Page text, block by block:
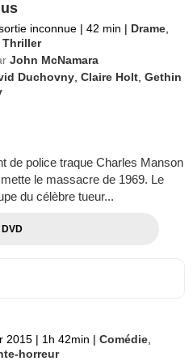
inconnue | 42 min | Drame
Thriller
John McNamara
Duchovny ,Claire Holt ,Gethin
de police traque Charles Manson
le massacre de 1969. Le
du célèbre tueur...
DVD
2015 | 1h 42min | Comédie
horreur